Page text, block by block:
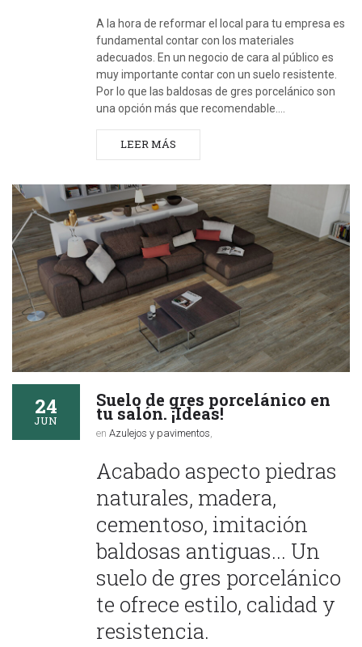
A la hora de reformar el local para tu empresa es
fundamental contar con los materiales
adecuados. En un negocio de cara al público es
muy importante contar con un suelo resistente.
Por lo que las baldosas de gres porcelánico son
una opción más que recomendable.…
LEER MÁS
24
JUN
Suelo de gres porcelánico en
tu salón. ¡Ideas!
en Azulejos y pavimentos
Acabado aspecto piedras
naturales, madera,
cementoso, imitación
baldosas antiguas... Un
suelo de gres porcelánico
te ofrece estilo, calidad y
resistencia.